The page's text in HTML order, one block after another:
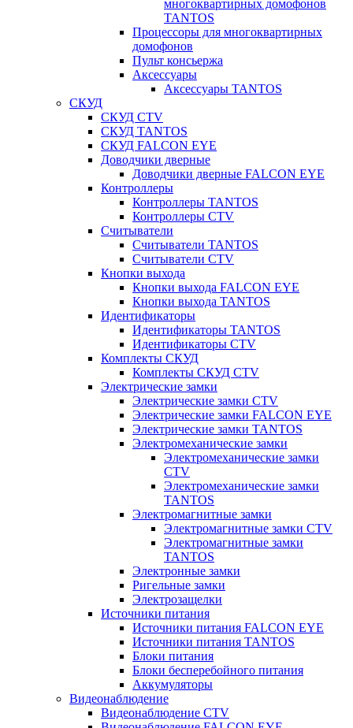
многоквартирных домофонов
TANTOS
Процессоры для многоквартирных
домофонов
Пульт консьержа
Аксессуары
Аксессуары TANTOS
СКУД
СКУД CTV
СКУД TANTOS
СКУД FALCON EYE
Доводчики дверные
Доводчики дверные FALCON EYE
Контроллеры
Контроллеры TANTOS
Контроллеры CTV
Считыватели
Считыватели TANTOS
Считыватели CTV
Кнопки выхода
Кнопки выхода FALCON EYE
Кнопки выхода TANTOS
Идентификаторы
Идентификаторы TANTOS
Идентификаторы CTV
Комплекты СКУД
Комплекты СКУД CTV
Электрические замки
Электрические замки CTV
Электрические замки FALCON EYE
Электрические замки TANTOS
Электромеханические замки
Электромеханические замки
CTV
Электромеханические замки
TANTOS
Электромагнитные замки
Электромагнитные замки CTV
Электромагнитные замки
TANTOS
Электронные замки
Ригельные замки
Электрозащелки
Источники питания
Источники питания FALCON EYE
Источники питания TANTOS
Блоки питания
Блоки бесперебойного питания
Аккумуляторы
Видеонаблюдение
Видеонаблюдение CTV